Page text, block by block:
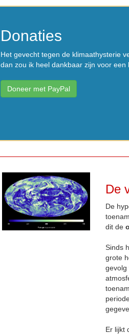
Donaties
Het gevecht tegen de klimaathysterie
dan zou ik heel dankbaar zijn voor
Doneer met PayPal
De
De
dit de
Sinds
grote
gevolg
Er lijkt